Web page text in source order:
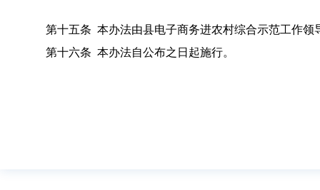
第十五条 本办法由县电子商务进农村综合示范工作领
第十六条 本办法自公布之日起施行。